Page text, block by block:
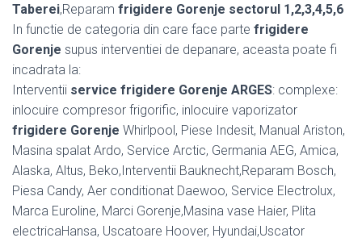
Taberei,Reparam frigidere Gorenje sectorul 1,2,3,4,5,6
In functie de categoria din care face parte frigidere
Gorenje supus interventiei de depanare, aceasta poate fi
incadrata la:
Interventii service frigidere Gorenje ARGES: complexe:
inlocuire compresor frigorific, inlocuire vaporizator
frigidere Gorenje Whirlpool, Piese Indesit, Manual Ariston,
Masina spalat Ardo, Service Arctic, Germania AEG, Amica,
Alaska, Altus, Beko,Interventii Bauknecht,Reparam Bosch,
Piesa Candy, Aer conditionat Daewoo, Service Electrolux,
Marca Euroline, Marci Gorenje,Masina vase Haier, Plita
electricaHansa, Uscatoare Hoover, Hyundai,Uscator